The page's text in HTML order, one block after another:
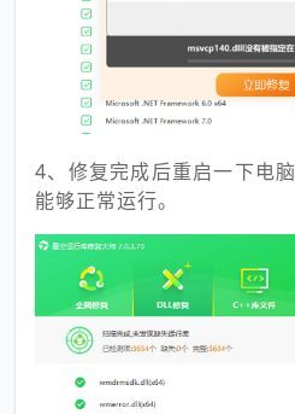
4、修复完成后重启一下电
能够正常运行。